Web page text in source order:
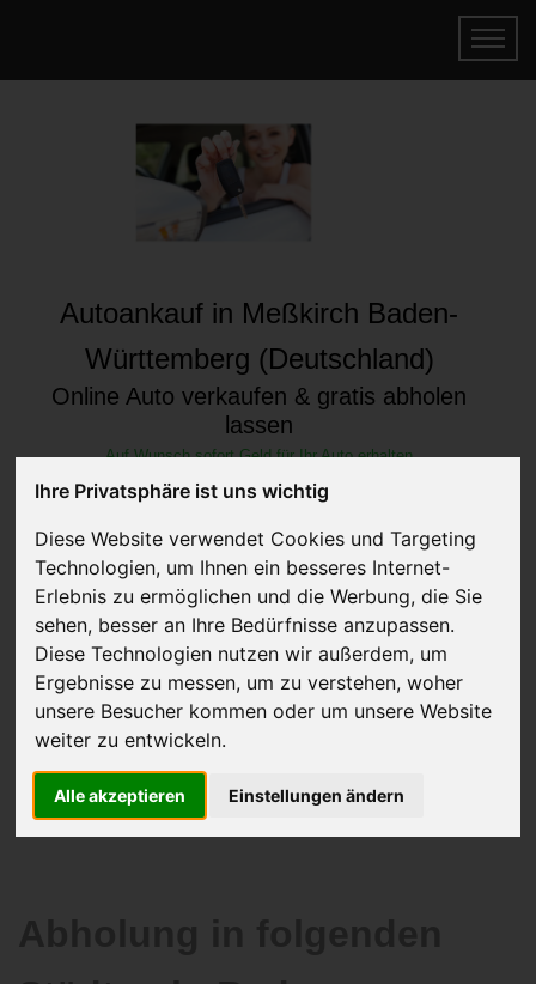
Ihre Privatsphäre ist uns wichtig
Diese Website verwendet Cookies und Targeting
Technologien, um Ihnen ein besseres Internet-
Erlebnis zu ermöglichen und die Werbung, die Sie
sehen, besser an Ihre Bedürfnisse anzupassen.
Diese Technologien nutzen wir außerdem, um
Ergebnisse zu messen, um zu verstehen, woher
unsere Besucher kommen oder um unsere Website
weiter zu entwickeln.
Alle akzeptieren Einstellungen ändern
Autoankauf in Meßkirch Baden-
Württemberg (Deutschland)
Online Auto verkaufen & gratis abholen
lassen
Auf Wunsch sofort Geld für Ihr Auto erhalten
JETZT KOSTENLOSE BEWERTUNG
Kostenloses Angebotfür den Ankauf Ihres Autos inklusive der
Abholung, auf Wunsch sofort Geld. Ihre Daten werden nicht mit Dritten
Wir garantieren 100% Sicherheit.